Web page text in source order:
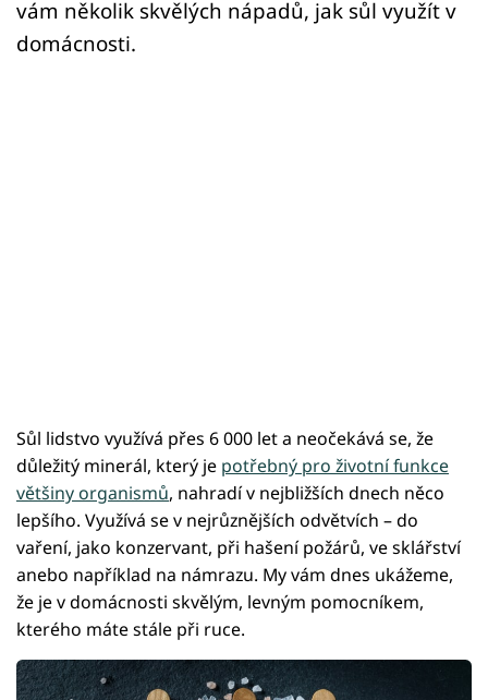
vám několik skvělých nápadů, jak sůl využít v
domácnosti.
Sůl lidstvo využívá přes 6 000 let a neočekává se, že
důležitý minerál, který je potřebný pro životní funkce
většiny organismů, nahradí v nejbližších dnech něco
lepšího. Využívá se v nejrůznějších odvětvích – do
vaření, jako konzervant, při hašení požárů, ve sklářství
anebo například na námrazu. My vám dnes ukážeme,
že je v domácnosti skvělým, levným pomocníkem,
kterého máte stále při ruce.